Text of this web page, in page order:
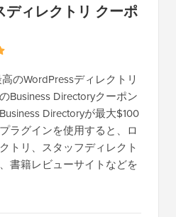
ディレクトリ クーポ
のWordPressディレクトリ
Business Directoryクーポン
Directoryが最大$100
ラグインを使用すると、ロ
トリ、スタッフディレクト
書籍レビューサイトなどを